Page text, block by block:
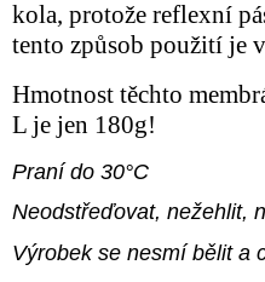
kola, protože reflexní
tento způsob použití je
Hmotnost těchto
L je jen 180g!
Praní do 30°C
Neodstřeďovat, nežehlit,
Výrobek se nesmí bělit a